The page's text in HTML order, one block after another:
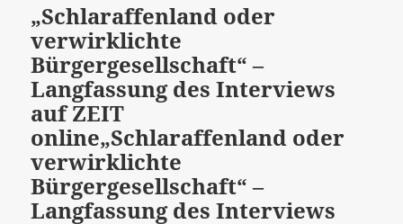
„Schlaraffenland oder
verwirklichte
Bürgergesellschaft“ –
Langfassung des Interviews
auf ZEIT
online„Schlaraffenland oder
verwirklichte
Bürgergesellschaft“ –
Langfassung des Interviews